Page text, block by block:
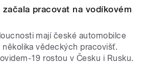
začala pracovat na vodíkovém
mají české automobilce
vědeckých pracovišť.
19 rostou v Česku i Rusku.